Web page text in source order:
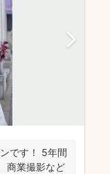
です！ 5年間
商業撮影など